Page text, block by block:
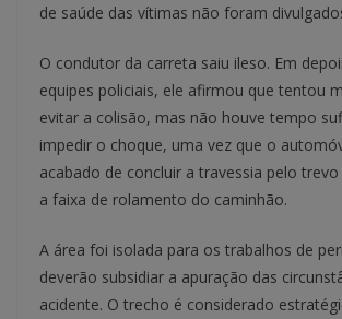
de saúde das vítimas não foram
O condutor da carreta saiu ileso. Em
equipes policiais, ele afirmou que tentou
evitar a colisão, mas não houve tempo
impedir o choque, uma vez que o
acabado de concluir a travessia pelo
a faixa de rolamento do caminhão.
A área foi isolada para os trabalhos de
deverão subsidiar a apuração das
acidente. O trecho é considerado